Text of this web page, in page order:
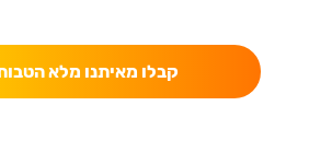
קבלו מאיתנו מלא